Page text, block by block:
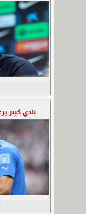
نادي كبير